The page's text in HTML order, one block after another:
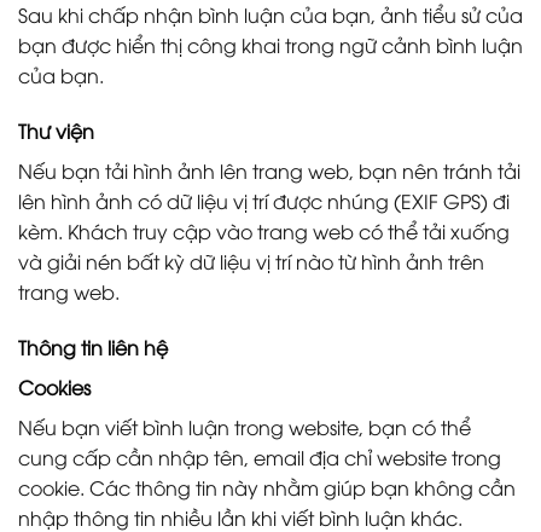
Sau khi chấp nhận bình luận của bạn, ảnh tiểu sử của
bạn được hiển thị công khai trong ngữ cảnh bình luận
của bạn.
Thư viện
Nếu bạn tải hình ảnh lên trang web, bạn nên tránh tải
lên hình ảnh có dữ liệu vị trí được nhúng (EXIF GPS) đi
kèm. Khách truy cập vào trang web có thể tải xuống
và giải nén bất kỳ dữ liệu vị trí nào từ hình ảnh trên
trang web.
Thông tin liên hệ
Cookies
Nếu bạn viết bình luận trong website, bạn có thể
cung cấp cần nhập tên, email địa chỉ website trong
cookie. Các thông tin này nhằm giúp bạn không cần
nhập thông tin nhiều lần khi viết bình luận khác.